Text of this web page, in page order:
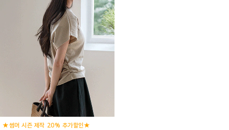
★썸머 시즌 제작 20% 추가할인★